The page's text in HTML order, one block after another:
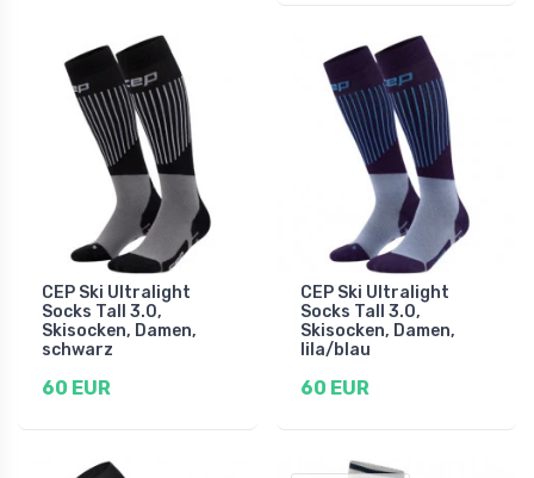
CEP Ski Ultralight
Socks Tall 3.0,
Skisocken, Damen,
schwarz
60 EUR
CEP Ski Ultralight
Socks Tall 3.0,
Skisocken, Damen,
lila/blau
60 EUR